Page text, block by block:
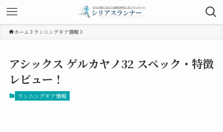
ホーム ランニングギア情報
アシックス ゲルカヤノ32 スペック・特徴
レビュー！
ランニングギア情報